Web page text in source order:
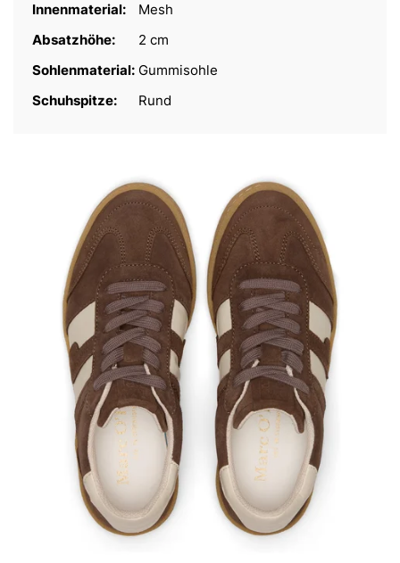
Innenmaterial:
Mesh
Absatzhöhe:
2 cm
Sohlenmaterial: Gummisohle
Schuhspitze:
Rund